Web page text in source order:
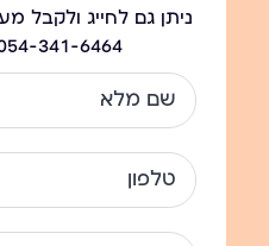
ניתן גם לחייג ולקבל
341-6464